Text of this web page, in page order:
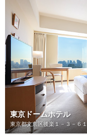
東京ドームホテル
東京都文京区後楽１－３－６１